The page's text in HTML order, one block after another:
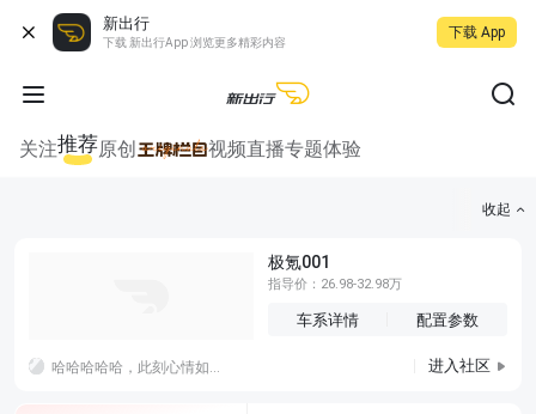
新出行
下载 新出行App 浏览更多精彩内容
下载 App
关注推荐原创 视频直播专题体验
收起
极氪001
指导价：26.98-32.98万
车系详情 配置参数
哈哈哈哈哈，此刻心情如图，赶紧跑路回家收拾行李，明早出发 一颗
进入社区